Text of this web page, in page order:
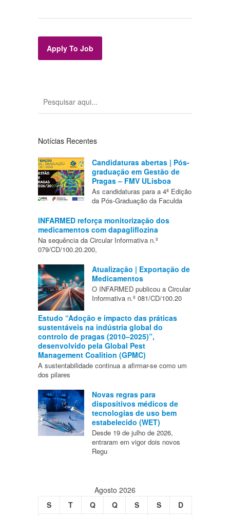
Apply To Job
Notícias Recentes
Candidaturas abertas | Pós-
graduação em Gestão de
Pragas – FMV ULisboa
As candidaturas para a 4ª Edição
da Pós-Graduação da Faculda
INFARMED reforça monitorização dos
medicamentos com dapagliflozina
Na sequência da Circular Informativa n.º
079/CD/100.20.200,
Atualização | Exportação de
Medicamentos
O INFARMED publicou a Circular
Informativa n.º 081/CD/100.20
Estudo “Adoção e impacto das práticas
sustentáveis na indústria global do
controlo de pragas (2010–2025)”,
desenvolvido pela Global Pest
Management Coalition (GPMC)
A sustentabilidade continua a afirmar-se como um
dos pilares
Novas regras para
dispositivos médicos de
tecnologias de uso bem
estabelecido (WET)
Desde 19 de julho de 2026,
entraram em vigor dois novos
Regu
Agosto 2026
S
T Q Q S S
D